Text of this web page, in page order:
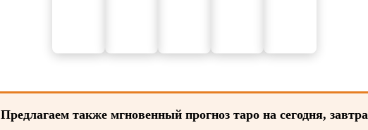
Предлагаем также мгновенный прогноз таро на сегодня, завтра